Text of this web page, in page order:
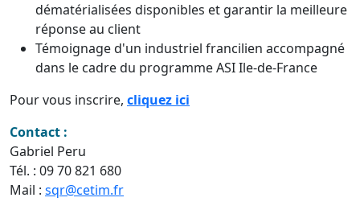
dématérialisées disponibles et garantir la meilleure
réponse au client
Témoignage d'un industriel francilien accompagné
dans le cadre du programme ASI Ile-de-France
Pour vous inscrire, cliquez ici
Contact :
Gabriel Peru
Tél. : 09 70 821 680
Mail : sqr@cetim.fr